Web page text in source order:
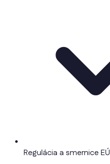
Regulácia a smernice EÚ